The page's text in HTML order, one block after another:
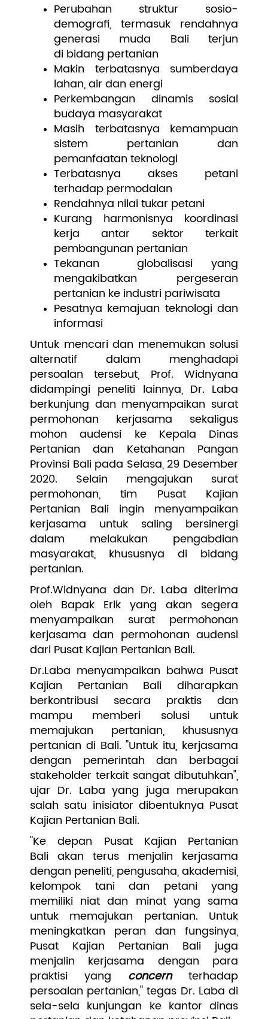
Perubahan struktur sosio-
demografi, termasuk rendahnya
generasi muda Bali terjun
di bidang pertanian
Makin terbatasnya sumberdaya
lahan, air dan energi
Perkembangan dinamis sosial
budaya masyarakat
Masih terbatasnya kemampuan
sistem pertanian dan
pemanfaatan teknologi
Terbatasnya akses petani
terhadap permodalan
Rendahnya nilai tukar petani
Kurang harmonisnya koordinasi
kerja antar sektor terkait
pembangunan pertanian
Tekanan globalisasi yang
mengakibatkan pergeseran
pertanian ke industri pariwisata
Pesatnya kemajuan teknologi dan
informasi
Untuk mencari dan menemukan solusi
alternatif dalam menghadapi
persoalan tersebut, Prof. Widnyana
didampingi peneliti lainnya, Dr. Laba
berkunjung dan menyampaikan surat
permohonan kerjasama sekaligus
mohon audensi ke Kepala Dinas
Pertanian dan Ketahanan Pangan
Provinsi Bali pada Selasa, 29 Desember
2020. Selain mengajukan surat
permohonan, tim Pusat Kajian
Pertanian Bali ingin menyampaikan
kerjasama untuk saling bersinergi
dalam melakukan pengabdian
masyarakat, khususnya di bidang
pertanian.
Prof.Widnyana dan Dr. Laba diterima
oleh Bapak Erik yang akan segera
menyampaikan surat permohonan
kerjasama dan permohonan audensi
dari Pusat Kajian Pertanian Bali.
Dr.Laba menyampaikan bahwa Pusat
Kajian Pertanian Bali diharapkan
berkontribusi secara praktis dan
mampu memberi solusi untuk
memajukan pertanian, khususnya
pertanian di Bali. "Untuk itu, kerjasama
dengan pemerintah dan berbagai
stakeholder terkait sangat dibutuhkan",
ujar Dr. Laba yang juga merupakan
salah satu inisiator dibentuknya Pusat
Kajian Pertanian Bali.
"Ke depan Pusat Kajian Pertanian
Bali akan terus menjalin kerjasama
dengan peneliti, pengusaha, akademisi,
kelompok tani dan petani yang
memiliki niat dan minat yang sama
untuk memajukan pertanian. Untuk
meningkatkan peran dan fungsinya,
Pusat Kajian Pertanian Bali juga
menjalin kerjasama dengan para
praktisi yang concern terhadap
persoalan pertanian," tegas Dr. Laba di
sela-sela kunjungan ke kantor dinas